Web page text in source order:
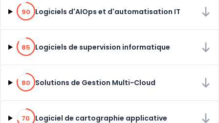
90% de compatibilité
90 Logiciels d'AIOps et d'automatisation IT
85% de compatibilité
85 Logiciels de supervision informatique
80% de compatibilité
80 Solutions de Gestion Multi-Cloud
70% de compatibilité
70 Logiciel de cartographie applicative